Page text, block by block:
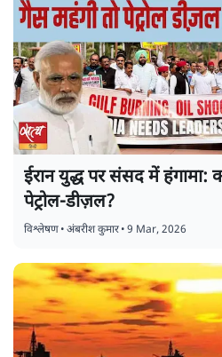
ईरान युद्ध पर संसद में हंगामा:
पेट्रोल-डीज़ल?
विश्लेषण•अंबरीश कुमार•9 Mar, 2026